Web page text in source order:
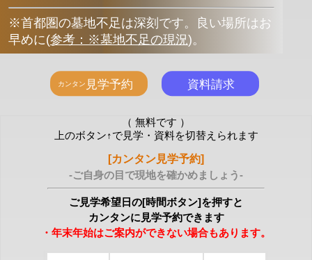
※首都圏の墓地不足は深刻です。良い場所はお
早めに(参考：※墓地不足の現況)。
（ 無料です ）
上のボタン↑で見学・資料を切替えられます
[カンタン見学予約]
-ご自身の目で現地を確かめましょう-
ご見学希望日の[時間ボタン]を押すと
カンタンに見学予約できます
・年末年始はご案内ができない場合もあります。